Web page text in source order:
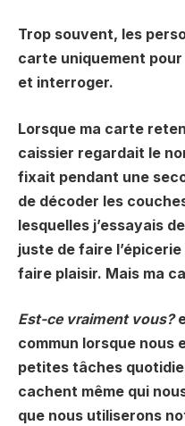
Trop souvent, les
carte uniquement
et interroger.
Lorsque ma carte
caissier regardait le
fixait pendant une
de décoder les
lesquelles j’essayais
juste de faire
faire plaisir. Mais ma
Est-ce vraiment vous?
commun lorsque nous
petites tâches
cachent même qui
que nous utiliserons